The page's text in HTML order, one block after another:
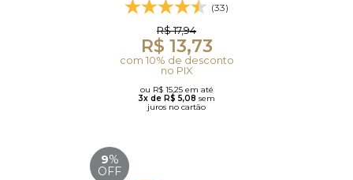
(33)
R$ 17,94
R$ 13,73
com 10% de desconto
no PIX
ou R$ 15,25 em até
3x de R$ 5,08 sem
juros no cartão
9%
OFF